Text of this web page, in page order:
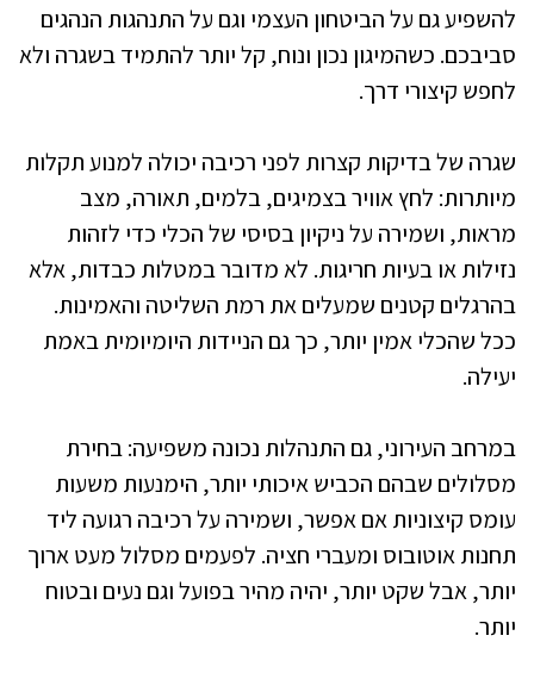
להשפיע גם על הביטחון העצמי וגם על התנהגות הנהגים
סביבכם. כשהמיגון נכון ונוח, קל יותר להתמיד בשגרה ולא
לחפש קיצורי דרך.
שגרה של בדיקות קצרות לפני רכיבה יכולה למנוע תקלות
מיותרות: לחץ אוויר בצמיגים, בלמים, תאורה, מצב
מראות, ושמירה על ניקיון בסיסי של הכלי כדי לזהות
נזילות או בעיות חריגות. לא מדובר במטלות כבדות, אלא
בהרגלים קטנים שמעלים את רמת השליטה והאמינות.
ככל שהכלי אמין יותר, כך גם הניידות היומיומית באמת
יעילה.
במרחב העירוני, גם התנהלות נכונה משפיעה: בחירת
מסלולים שבהם הכביש איכותי יותר, הימנעות משעות
עומס קיצוניות אם אפשר, ושמירה על רכיבה רגועה ליד
תחנות אוטובוס ומעברי חציה. לפעמים מסלול מעט ארוך
יותר, אבל שקט יותר, יהיה מהיר בפועל וגם נעים ובטוח
יותר.